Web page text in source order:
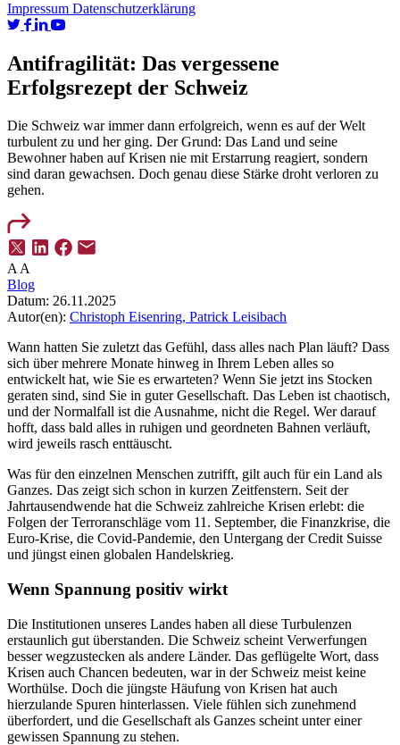
Impressum Datenschutzerklärung
Antifragilität: Das vergessene
Erfolgsrezept der Schweiz
Die Schweiz war immer dann erfolgreich, wenn es auf der Welt
turbulent zu und her ging. Der Grund: Das Land und seine
Bewohner haben auf Krisen nie mit Erstarrung reagiert, sondern
sind daran gewachsen. Doch genau diese Stärke droht verloren zu
gehen.
A A
Blog
Datum: 26.11.2025
Autor(en): Christoph Eisenring, Patrick Leisibach
Wann hatten Sie zuletzt das Gefühl, dass alles nach Plan läuft? Dass
sich über mehrere Monate hinweg in Ihrem Leben alles so
entwickelt hat, wie Sie es erwarteten? Wenn Sie jetzt ins Stocken
geraten sind, sind Sie in guter Gesellschaft. Das Leben ist chaotisch,
und der Normalfall ist die Ausnahme, nicht die Regel. Wer darauf
hofft, dass bald alles in ruhigen und geordneten Bahnen verläuft,
wird jeweils rasch enttäuscht.
Was für den einzelnen Menschen zutrifft, gilt auch für ein Land als
Ganzes. Das zeigt sich schon in kurzen Zeitfenstern. Seit der
Jahrtausendwende hat die Schweiz zahlreiche Krisen erlebt: die
Folgen der Terroranschläge vom 11. September, die Finanzkrise, die
Euro-Krise, die Covid-Pandemie, den Untergang der Credit Suisse
und jüngst einen globalen Handelskrieg.
Wenn Spannung positiv wirkt
Die Institutionen unseres Landes haben all diese Turbulenzen
erstaunlich gut überstanden. Die Schweiz scheint Verwerfungen
besser wegzustecken als andere Länder. Das geflügelte Wort, dass
Krisen auch Chancen bedeuten, war in der Schweiz meist keine
Worthülse. Doch die jüngste Häufung von Krisen hat auch
hierzulande Spuren hinterlassen. Viele fühlen sich zunehmend
überfordert, und die Gesellschaft als Ganzes scheint unter einer
gewissen Spannung zu stehen.